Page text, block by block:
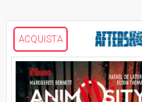
ACQUISTA